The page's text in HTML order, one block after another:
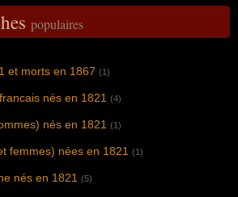
populaires
et morts en 1867 (1)
nés en 1821 (4)
nés en 1821 (1)
femmes) nées en 1821 (1)
nés en 1821 (5)